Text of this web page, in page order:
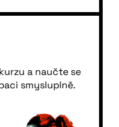
a naučte se
smysluplně.